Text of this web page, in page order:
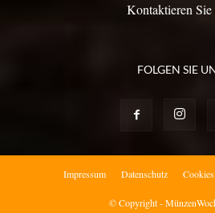
Kontaktieren Sie
FOLGEN SIE
Impressum Datenschutz Cookies
© Copyright -